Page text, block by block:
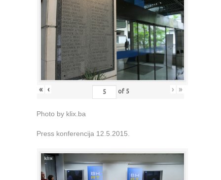
« ‹ of 5 › »
Photo by klix.ba
Press konferencija 12.5.2015.